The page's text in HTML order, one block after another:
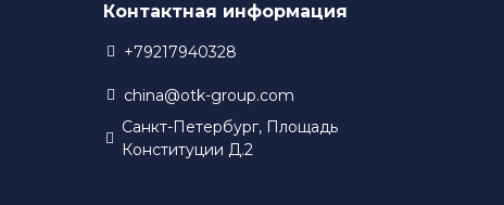
Контактная информация
+79217940328
china@otk-group.com
Санкт-Петербург, Площадь
Конституции Д.2